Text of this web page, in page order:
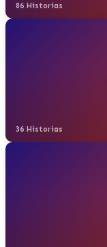
86 Historias
36 Historias